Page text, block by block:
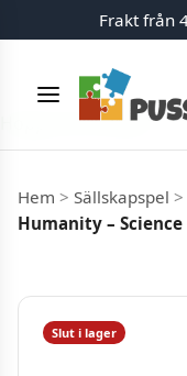
Hoppa till innehåll
Frakt från
Meny
Hem > Sällskapspel >
Humanity – Science
Slut i lager